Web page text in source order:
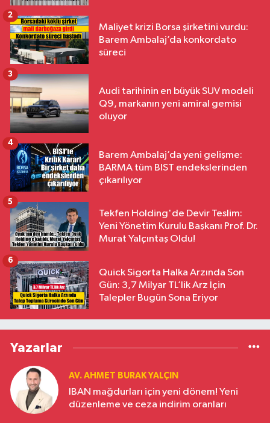
Maliyet krizi Borsa şirketini vurdu:
Barem Ambalaj’da konkordato
süreci
2
Audi tarihinin en büyük SUV modeli
Q9, markanın yeni amiral gemisi
oluyor
3
Barem Ambalaj’da yeni gelişme:
BARMA tüm BIST endekslerinden
çıkarılıyor
4
Tekfen Holding'de Devir Teslim:
Yeni Yönetim Kurulu Başkanı Prof. Dr.
Murat Yalçıntaş Oldu!
5
Quick Sigorta Halka Arzında Son
Gün: 3,7 Milyar TL’lik Arz İçin
Talepler Bugün Sona Eriyor
6
Yazarlar
AV. AHMET BURAK YALÇIN
IBAN mağdurları için yeni dönem! Yeni
düzenleme ve ceza indirim oranları